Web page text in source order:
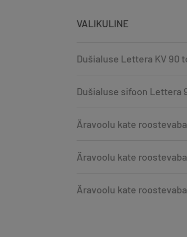
VALIKULINE
Dušialuse Lettera KV 90
Dušialuse sifoon Lettera
Äravoolu kate
Äravoolu kate
Äravoolu kate